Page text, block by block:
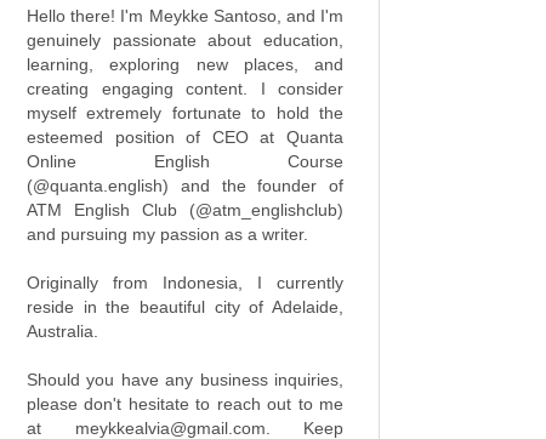
Hello there! I'm Meykke Santoso, and I'm
genuinely passionate about education,
learning, exploring new places, and
creating engaging content. I consider
myself extremely fortunate to hold the
esteemed position of CEO at Quanta
Online English Course
(@quanta.english) and the founder of
ATM English Club (@atm_englishclub)
and pursuing my passion as a writer.
Originally from Indonesia, I currently
reside in the beautiful city of Adelaide,
Australia.
Should you have any business inquiries,
please don't hesitate to reach out to me
at meykkealvia@gmail.com. Keep